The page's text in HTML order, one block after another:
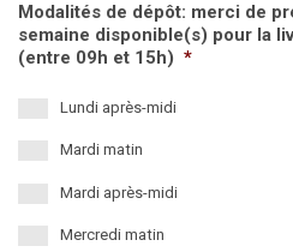
Modalités de dépôt: merci de
semaine disponible(s) pour la
(entre 09h et 15h) *
Lundi après-midi
Mardi matin
Mardi après-midi
Mercredi matin